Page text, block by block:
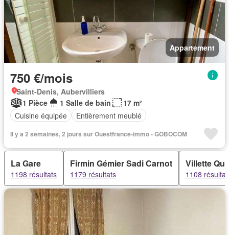
Appartement
750 €/mois
Saint-Denis, Aubervilliers
1 Pièce
1 Salle de bain
17 m²
Cuisine équipée
Entièrement meublé
Il y a 2 semaines, 2 jours sur Ouestfrance-immo - GOBOCOM
La Gare
1198 résultats
Firmin Gémier Sadi Carnot
1179 résultats
Villette
1108